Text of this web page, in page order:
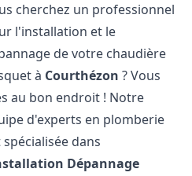
cherchez un professionnel
l'installation et le
de votre chaudière
à Courthézon ? Vous
au bon endroit ! Notre
d'experts en plomberie
spécialisée dans
Dépannage